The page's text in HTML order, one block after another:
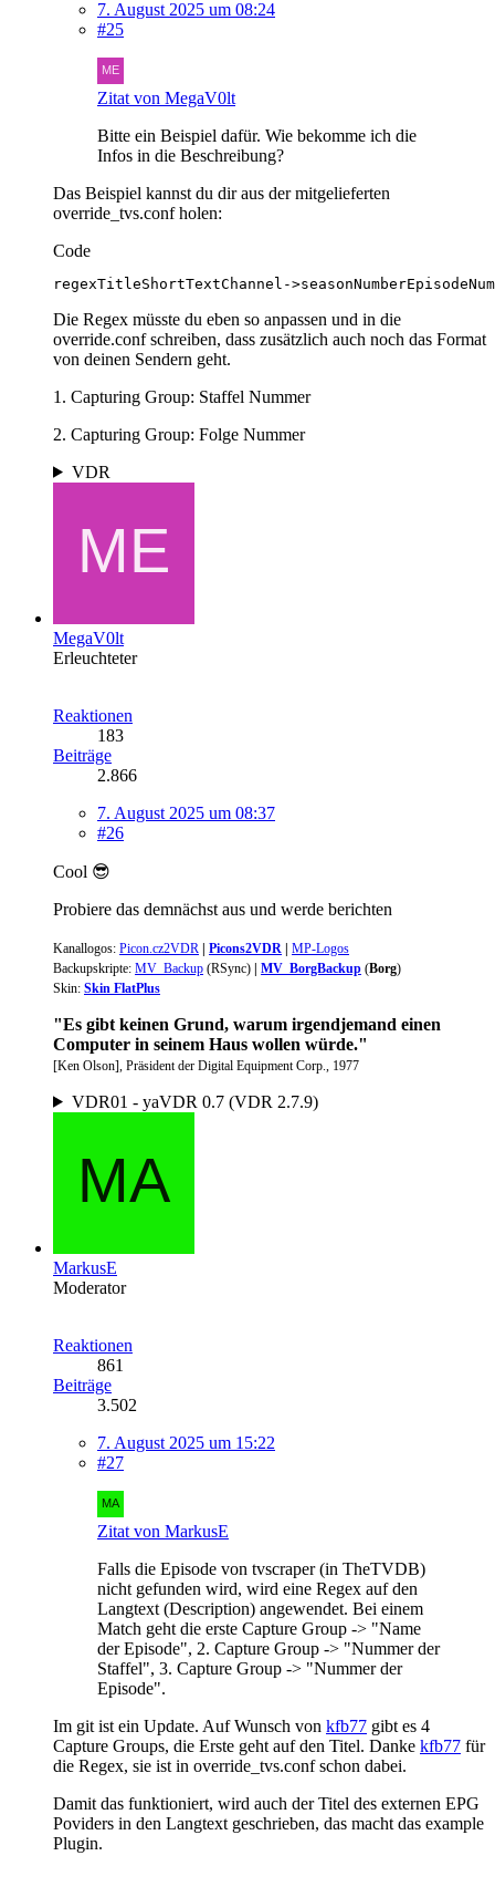
7. August 2025 um 08:24
#25
Zitat von MegaV0lt
Bitte ein Beispiel dafür. Wie bekomme ich die
Infos in die Beschreibung?
Das Beispiel kannst du dir aus der mitgelieferten
override_tvs.conf holen:
Code
regexTitleShortTextChannel-
Die Regex müsste du eben so anpassen und in die
override.conf schreiben, dass zusätzlich auch noch das Format
von deinen Sendern geht.
1. Capturing Group: Staffel Nummer
2. Capturing Group: Folge Nummer
VDR
MegaV0lt
Erleuchteter
Reaktionen
183
Beiträge
2.866
7. August 2025 um 08:37
#26
Cool 😎
Probiere das demnächst aus und werde berichten
Kanallogos: Picon.cz2VDR | Picons2VDR | MP-Logos
Backupskripte: MV_Backup (RSync) | MV_BorgBackup (Borg)
Skin: Skin FlatPlus
"Es gibt keinen Grund, warum irgendjemand einen
Computer in seinem Haus wollen würde."
[Ken Olson], Präsident der Digital Equipment Corp., 1977
VDR01 - yaVDR 0.7 (VDR 2.7.9)
MarkusE
Moderator
Reaktionen
861
Beiträge
3.502
7. August 2025 um 15:22
#27
Zitat von MarkusE
Falls die Episode von tvscraper (in TheTVDB)
nicht gefunden wird, wird eine Regex auf den
Langtext (Description) angewendet. Bei einem
Match geht die erste Capture Group -> "Name
der Episode", 2. Capture Group -> "Nummer der
Staffel", 3. Capture Group -> "Nummer der
Episode".
Im git ist ein Update. Auf Wunsch von kfb77 gibt es 4
Capture Groups, die Erste geht auf den Titel. Danke kfb77 für
die Regex, sie ist in override_tvs.conf schon dabei.
Damit das funktioniert, wird auch der Titel des externen EPG
Poviders in den Langtext geschrieben, das macht das example
Plugin.